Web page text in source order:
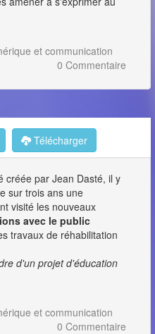
et communication
0 Commentaire
Télécharger
créée par Jean Dasté, il y
sur trois ans une
visité les nouveaux
avec le public
travaux de réhabilitation
d'un projet d'éducation
et communication
0 Commentaire